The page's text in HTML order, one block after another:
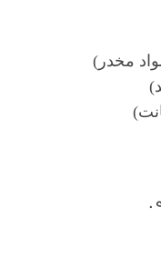
مخدر)